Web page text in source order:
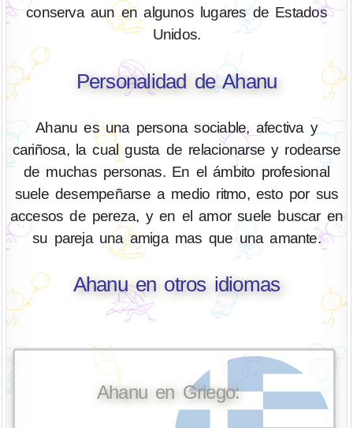
conserva aun en algunos lugares de Estados
Unidos.
Personalidad de Ahanu
Ahanu es una persona sociable, afectiva y
cariñosa, la cual gusta de relacionarse y rodearse
de muchas personas. En el ámbito profesional
suele desempeñarse a medio ritmo, esto por sus
accesos de pereza, y en el amor suele buscar en
su pareja una amiga mas que una amante.
Ahanu en otros idiomas
Ahanu en Griego: